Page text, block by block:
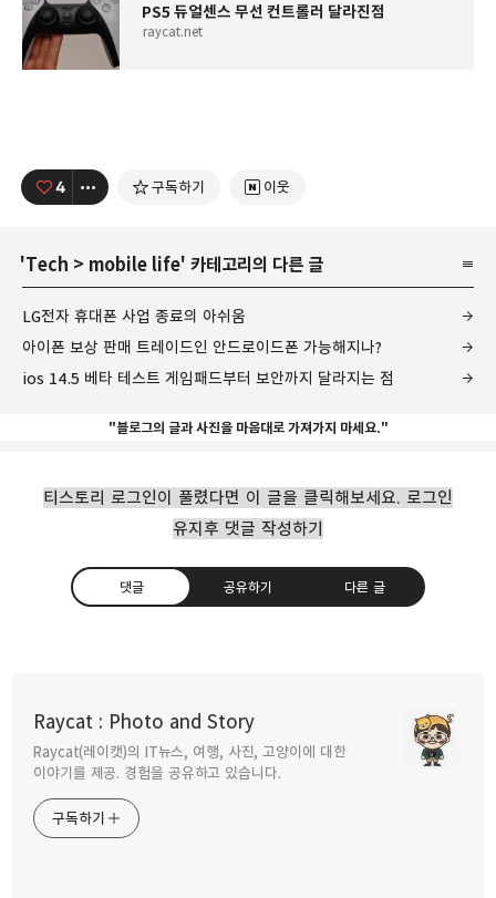
PS5 듀얼센스 무선 컨트롤러 달라진점
raycat.net
4 구독하기 이웃
'Tech > mobile life' 카테고리의 다른 글
LG전자 휴대폰 사업 종료의 아쉬움
아이폰 보상 판매 트레이드인 안드로이드폰 가능해지나?
ios 14.5 베타 테스트 게임패드부터 보안까지 달라지는 점
"블로그의 글과 사진을 마음대로 가져가지 마세요."
티스토리 로그인이 풀렸다면 이 글을 클릭해보세요. 로그인
유지후 댓글 작성하기
댓글 공유하기 다른 글
Raycat : Photo and Story
Raycat(레이캣)의 IT뉴스, 여행, 사진, 고양이에 대한
이야기를 제공. 경험을 공유하고 있습니다.
구독하기
구독하기 카카오톡
지원
2021.04.11
LG전자 휴대폰 사업 종료의 아쉬움